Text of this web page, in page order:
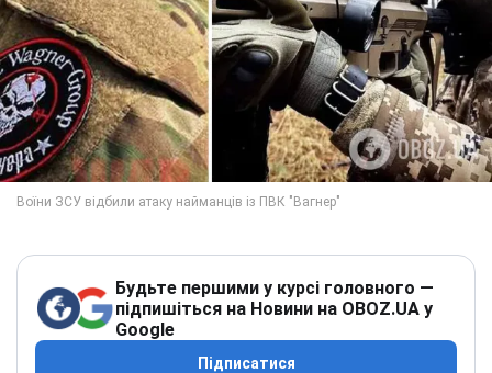
Будьте першими у курсі головного —
підпишіться на Новини на OBOZ.UA у
Google
Підписатися